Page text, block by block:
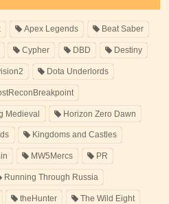
Apex Legends Beat Saber
Cypher DBD Destiny
Dota Underlords
Medieval Horizon Zero Dawn
Kingdoms and Castles
MW5Mercs PR
Running Through Russia
theHunter The Wild Eight